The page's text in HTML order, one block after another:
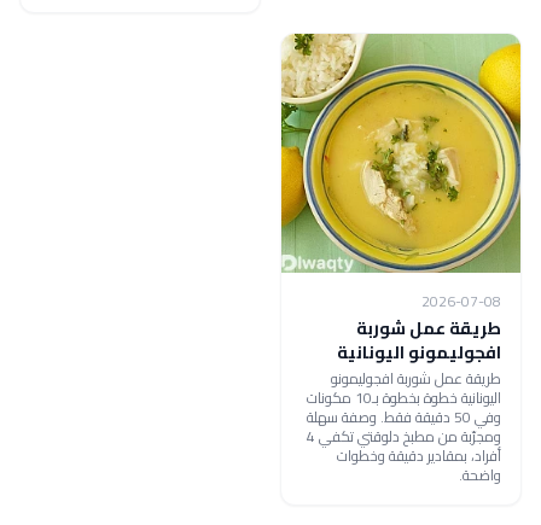
2026-07-08
طريقة عمل شوربة
افجوليمونو اليونانية
طريقة عمل شوربة افجوليمونو
اليونانية خطوة بخطوة بـ10 مكونات
وفي 50 دقيقة فقط. وصفة سهلة
ومجرّبة من مطبخ دلوقتي تكفي 4
أفراد، بمقادير دقيقة وخطوات
واضحة.